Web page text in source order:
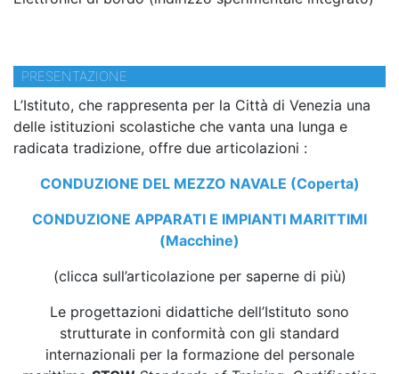
PRESENTAZIONE
L’Istituto, che rappresenta per la Città di Venezia una
delle istituzioni scolastiche che vanta una lunga e
radicata tradizione, offre due articolazioni :
CONDUZIONE DEL MEZZO NAVALE (Coperta)
CONDUZIONE APPARATI E IMPIANTI MARITTIMI
(Macchine)
(clicca sull’articolazione per saperne di più)
Le progettazioni didattiche dell’Istituto sono
strutturate in conformità con gli standard
internazionali per la formazione del personale